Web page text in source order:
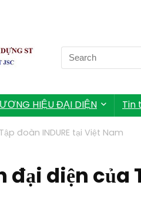
Search
for:
HIỆU ĐẠI DIỆN Tin
đoàn INDURE tại Việt Nam
diện của